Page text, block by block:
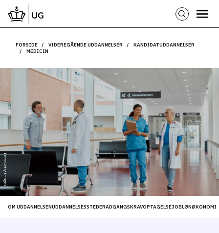
FORSIDE VIDEREGÅENDE UDDANNELSER
KANDIDATUDDANNELSER
MEDICIN
Foto: Getty Images
OM UDDANNELSENUDDANNELSESSTEDERADGANGSKRAVOPTAGELSEJOBLØNØKONOMI